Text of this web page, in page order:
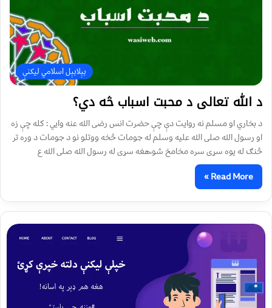
بېلابېل اسلامي لیکنې
د الله تعالی د محبت اسباب څه دي؟
د بخاري او مسلم نه روايت دې چې حضرت انس رضی الله عنه وايي : کله چې زه
او رسول الله صلی الله عليه وسلم له جومات څخه ووتلو نو د جومات د وره تر
څنګ له يوه سړی سره مخامخ شو،هغه سړی له رسول الله صلی الله ع
Read More »